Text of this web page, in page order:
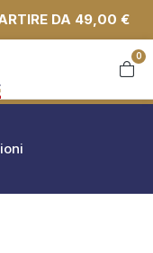
DA 49,00 €
0